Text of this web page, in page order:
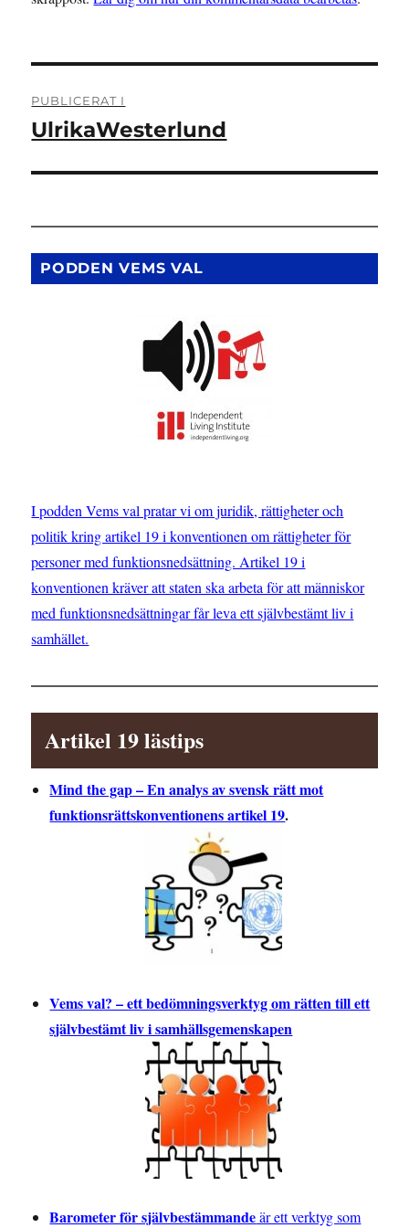
PUBLICERAT I
UlrikaWesterlund
PODDEN VEMS VAL
I podden Vems val pratar vi om juridik, rättigheter och
politik kring artikel 19 i konventionen om rättigheter för
personer med funktionsnedsättning. Artikel 19 i
konventionen kräver att staten ska arbeta för att människor
med funktionsnedsättningar får leva ett självbestämt liv i
samhället.
Artikel 19 lästips
Mind the gap – En analys av svensk rätt mot
funktionsrättskonventionens artikel 19.
Vems val? – ett bedömningsverktyg om rätten till ett
självbestämt liv i samhällsgemenskapen
Barometer för självbestämmandeär ett verktyg som